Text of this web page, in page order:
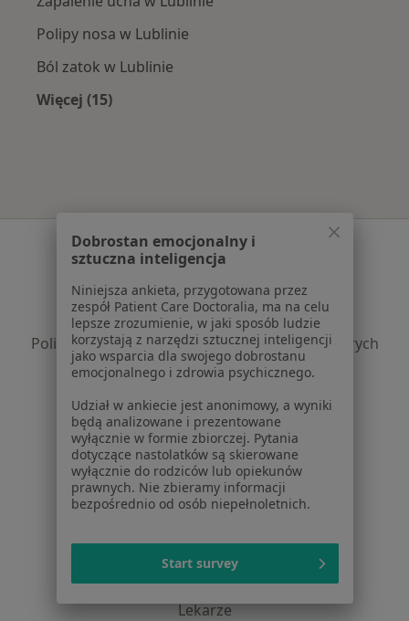
Polipy nosa w Lublinie
Ból zatok w Lublinie
Więcej (15)
Serwis
Polityka prywatności pacjentów
Polityka prywatności profesjonalistów
Polityka prywatności dla profesjonalistów, których
dane pozyskaliśmy samodzielnie
Polityka cookies
Jak działają wyniki wyszukiwania
Dostępność
O nas
Praca Rekrutujemy!
Partnerzy
Centrum prasowe
Kontakt
Dla pacjentów
Lekarze
Dobrostan emocjonalny i
sztuczna inteligencja
Niniejsza ankieta, przygotowana przez
zespół Patient Care Doctoralia, ma na celu
lepsze zrozumienie, w jaki sposób ludzie
korzystają z narzędzi sztucznej inteligencji
jako wsparcia dla swojego dobrostanu
emocjonalnego i zdrowia psychicznego.
Udział w ankiecie jest anonimowy, a wyniki
będą analizowane i prezentowane
wyłącznie w formie zbiorczej. Pytania
dotyczące nastolatków są skierowane
wyłącznie do rodziców lub opiekunów
prawnych. Nie zbieramy informacji
bezpośrednio od osób niepełnoletnich.
Start survey